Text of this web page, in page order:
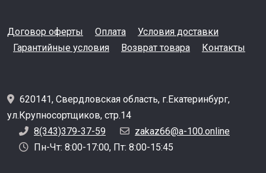
Договор оферты Оплата
Условия доставки
Гарантийные условия
Возврат товара Контакты
620141, Свердловская область, г.Екатеринбург,
ул.Крупносортщиков, стр.14
8(343)379-37-59
zakaz66@a-100.online
Пн-Чт: 8:00-17:00, Пт: 8:00-15:45